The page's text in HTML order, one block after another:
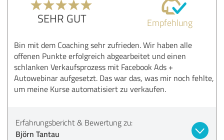
SEHR GUT Empfehlung
Bin mit dem Coaching sehr zufrieden. Wir haben alle
offenen Punkte erfolgreich abgearbeitet und einen
schlanken Verkaufsprozess mit Facebook Ads +
Autowebinar aufgesetzt. Das war das, was mir noch fehlte,
um meine Kurse automatisiert zu verkaufen.
Erfahrungsbericht & Bewertung zu:
Björn Tantau